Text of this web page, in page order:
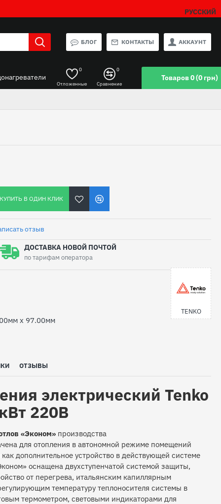
РУССКИЙ
БЛОГ КОНТАКТЫ АККАУНТ
Отложенные
0
Сравнение
0
Товаров 0 (0 грн)
ОТЗЫВЫ
электрический Tenko
220В
«Эконом» производства
для отопления в автономной режиме помещений
дополнительное устройство в действующей системе
оснащена двухступенчатой системой защиты,
от перегрева, итальянским капиллярным
температуру теплоносителя системы в
термометром, световыми индикаторами для
x 97.00мм
TENKO
отзыв
КУПИТЬ В ОДИН КЛИК
ДОСТАВКА НОВОЙ ПОЧТОЙ
по тарифам оператора